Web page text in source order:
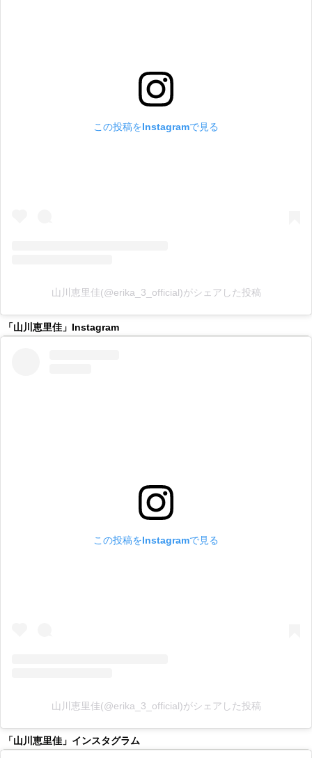
この投稿をInstagramで見る
山川恵里佳(@erika_3_official)がシェアした投稿
「山川恵里佳」Instagram
この投稿をInstagramで見る
山川恵里佳(@erika_3_official)がシェアした投稿
「山川恵里佳」インスタグラム